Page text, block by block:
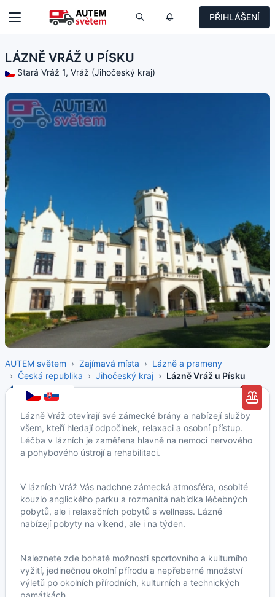
PŘIHLÁŠENÍ
LÁZNĚ VRÁŽ U PÍSKU
Stará Vráž 1, Vráž (Jihočeský kraj)
AUTEM světem Zajímavá místa
Lázně a prameny
Česká republika
Jihočeský kraj Lázně Vráž u Písku
Lázně Vráž otevírají své zámecké brány a nabízejí služby
všem, kteří hledají odpočinek, relaxaci a osobní přístup.
Léčba v lázních je zaměřena hlavně na nemoci nervového
a pohybového ústrojí a rehabilitaci.
V lázních Vráž Vás nadchne zámecká atmosféra, osobité
kouzlo anglického parku a rozmanitá nabídka léčebných
pobytů, ale i relaxačních pobytů s wellness. Lázně
nabízejí pobyty na víkend, ale i na týden.
Naleznete zde bohaté možnosti sportovního a kulturního
vyžití, jedinečnou okolní přírodu a nepřeberné množství
výletů po okolních přírodních, kulturních a technických
památkách.